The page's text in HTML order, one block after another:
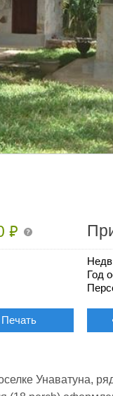
₽
Год
Печать
Унаватуна,